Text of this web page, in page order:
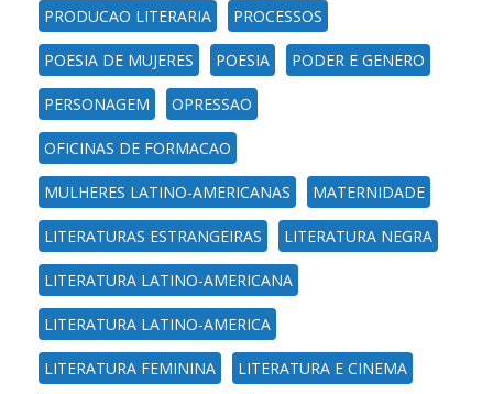
PRODUCAO LITERARIA PROCESSOS
POESIA DE MUJERES POESIA PODER E GENERO
PERSONAGEM OPRESSAO
OFICINAS DE FORMACAO
MULHERES LATINO-AMERICANAS MATERNIDADE
LITERATURAS ESTRANGEIRAS LITERATURA NEGRA
LITERATURA LATINO-AMERICANA
LITERATURA LATINO-AMERICA
LITERATURA FEMININA LITERATURA E CINEMA